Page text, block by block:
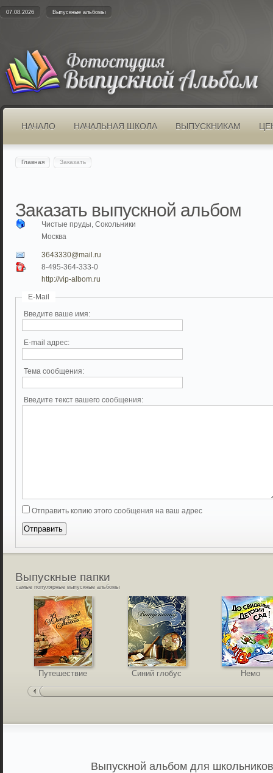
07.08.2026 Выпускные альбомы
НАЧАЛО НАЧАЛЬНАЯ ШКОЛА ВЫПУСКНИКАМ
Главная Заказать
Заказать выпускной альбом
Чистые пруды, Сокольники
Москва
3643330@mail.ru
8-495-364-333-0
http://vip-albom.ru
E-Mail
Введите ваше имя:
E-mail адрес:
Тема сообщения:
Введите текст вашего сообщения:
Отправить копию этого сообщения на ваш адрес
Отправить
Выпускные папки
самые популярные выпускные альбомы
Путешествие Синий глобус Немо
Выпускной альбом для